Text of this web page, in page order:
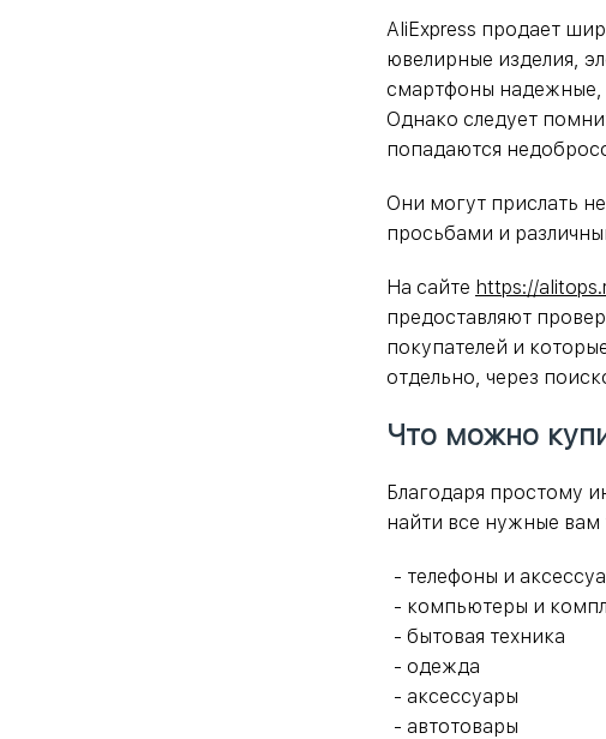
AliExpress продает
ювелирные изделия,
смартфоны надежные,
Однако следует
попадаются
Они могут прислать
просьбами и
На сайте https://
предоставляют
покупателей и
отдельно, через
Что можно
Благодаря простому
найти все нужные
телефоны и
компьютеры и
бытовая техника
одежда
аксессуары
автотовары